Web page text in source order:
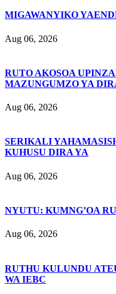
MIGAWANYIKO
Aug 06, 2026
RUTO AKOSOA
MAZUNGUMZO YA
Aug 06, 2026
SERIKALI
KUHUSU DIRA YA
Aug 06, 2026
NYUTU: KUMNG’OA
Aug 06, 2026
RUTHU KULUNDU
WA IEBC